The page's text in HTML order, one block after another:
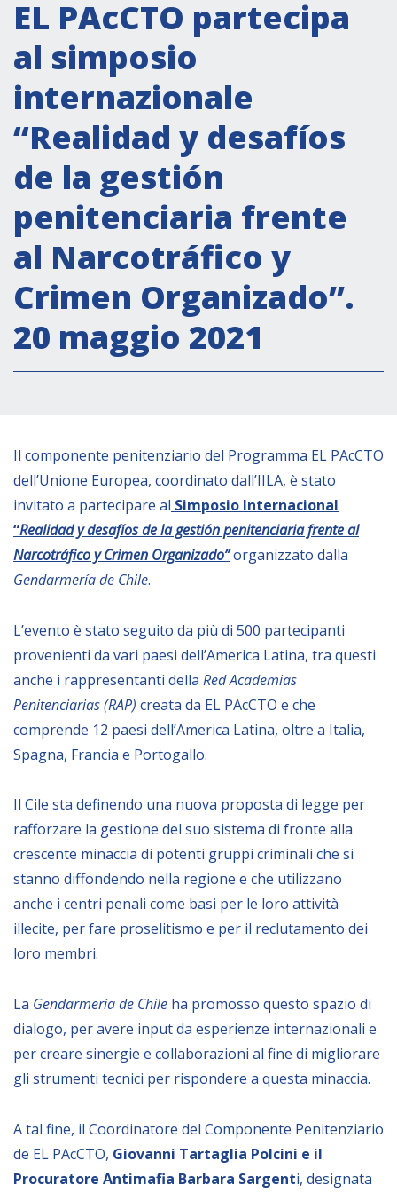
Segreteria Culturale
Segreteria Socio-economica
Segreteria Tecnico scientifica
Forum PMI
Conferenze Italia-America Latina e Caraibi
Rete per la promozione dell’uguaglianza di
genere
Borse di Studio
Partnership
COOPERAZIONE
EUROsociAL
EL PAcCTO
EUROFRONT
COPOLAD III
MEDIA
Foto
Video
BIBLIOTECA
Catalogo
Pubblicazioni
Bandi
Borse di studio
Alta Formazione
Albo fornitori
Contratti/Accordi/Grant
EL PAcCTO partecipa
al simposio
internazionale
“Realidad y desafíos
de la gestión
penitenciaria frente
al Narcotráfico y
Crimen Organizado”.
20 maggio 2021
Il componente penitenziario del Programma EL PAcCTO
dell’Unione Europea, coordinato dall’IILA, è stato
invitato a partecipare al Simposio Internacional
“Realidad y desafíos de la gestión penitenciaria frente al
Narcotráfico y Crimen Organizado”organizzato dalla
Gendarmería de Chile.
L’evento è stato seguito da più di 500 partecipanti
provenienti da vari paesi dell’America Latina, tra questi
anche i rappresentanti della Red Academias
Penitenciarias (RAP) creata da EL PAcCTO e che
comprende 12 paesi dell’America Latina, oltre a Italia,
Spagna, Francia e Portogallo.
Il Cile sta definendo una nuova proposta di legge per
rafforzare la gestione del suo sistema di fronte alla
crescente minaccia di potenti gruppi criminali che si
stanno diffondendo nella regione e che utilizzano
anche i centri penali come basi per le loro attività
illecite, per fare proselitismo e per il reclutamento dei
loro membri.
La Gendarmería de Chile ha promosso questo spazio di
dialogo, per avere input da esperienze internazionali e
per creare sinergie e collaborazioni al fine di migliorare
gli strumenti tecnici per rispondere a questa minaccia.
A tal fine, il Coordinatore del Componente Penitenziario
de EL PAcCTO, Giovanni Tartaglia Polcini e il
Procuratore Antimafia Barbara Sargenti, designata